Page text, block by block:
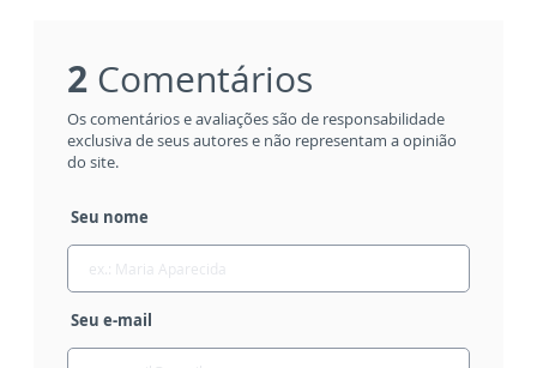
2 Comentários
Os comentários e avaliações são de responsabilidade
exclusiva de seus autores e não representam a opinião
do site.
Seu nome
Seu e-mail